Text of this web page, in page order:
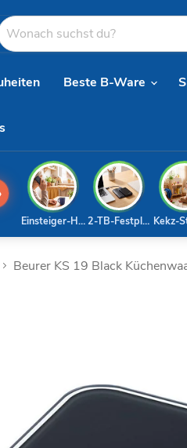
Beste B-Ware
Kekz-
2-TB-Festplatte
Einsteiger-Handy
Beurer KS 19 Black